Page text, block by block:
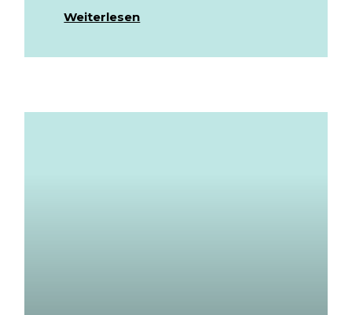
Weiterlesen